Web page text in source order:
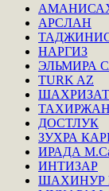
АРСЛАН
НАРГИЗ
ЭЛЬМИРА
TURK AZ
ДОСТЛУК
ЗУХРА
ИРАДА
ИНТИЗАР
ШАХИНУР